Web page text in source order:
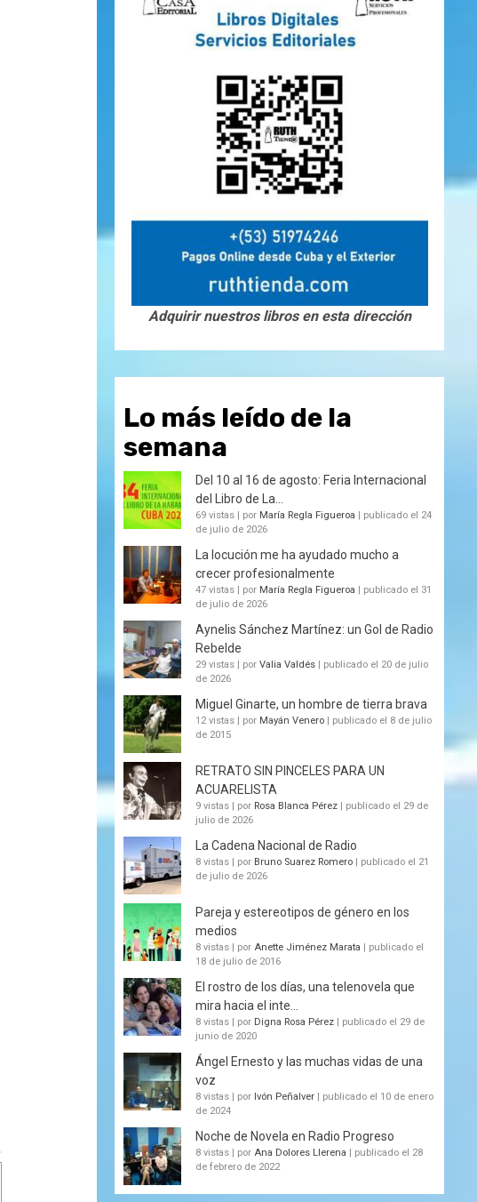
Adquirir nuestros libros en esta dirección
Lo más leído de la
semana
Del 10 al 16 de agosto: Feria Internacional
del Libro de La...
69 vistas | por María Regla Figueroa | publicado el 24
de julio de 2026
La locución me ha ayudado mucho a
crecer profesionalmente
47 vistas | por María Regla Figueroa | publicado el 31
de julio de 2026
Aynelis Sánchez Martínez: un Gol de Radio
Rebelde
29 vistas | por Valia Valdés | publicado el 20 de julio
de 2026
Miguel Ginarte, un hombre de tierra brava
12 vistas | por Mayán Venero | publicado el 8 de julio
de 2015
RETRATO SIN PINCELES PARA UN
ACUARELISTA
9 vistas | por Rosa Blanca Pérez | publicado el 29 de
julio de 2026
La Cadena Nacional de Radio
8 vistas | por Bruno Suarez Romero | publicado el 21
de julio de 2026
Pareja y estereotipos de género en los
medios
8 vistas | por Anette Jiménez Marata | publicado el
18 de julio de 2016
El rostro de los días, una telenovela que
mira hacia el inte...
8 vistas | por Digna Rosa Pérez | publicado el 29 de
junio de 2020
Ángel Ernesto y las muchas vidas de una
voz
8 vistas | por Ivón Peñalver | publicado el 10 de enero
de 2024
Noche de Novela en Radio Progreso
8 vistas | por Ana Dolores Llerena | publicado el 28
de febrero de 2022